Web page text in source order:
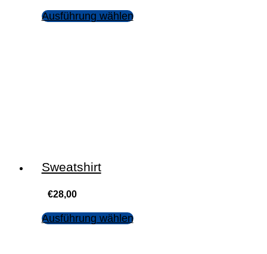
Ausführung wählen
Sweatshirt
€28,00
Ausführung wählen